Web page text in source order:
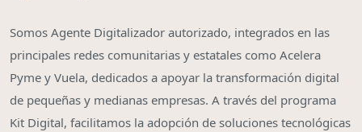
Somos Agente Digitalizador autorizado, integrados en las
principales redes comunitarias y estatales como Acelera
Pyme y Vuela, dedicados a apoyar la transformación digital
de pequeñas y medianas empresas. A través del programa
Kit Digital, facilitamos la adopción de soluciones tecnológicas